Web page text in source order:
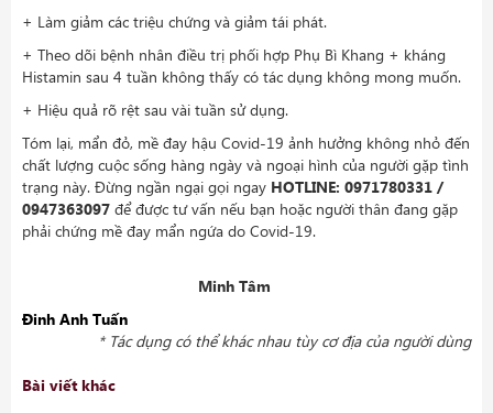
+ Làm giảm các triệu chứng và giảm tái phát.
+ Theo dõi bệnh nhân điều trị phối hợp Phụ Bì Khang + kháng
Histamin sau 4 tuần không thấy có tác dụng không mong muốn.
+ Hiệu quả rõ rệt sau vài tuần sử dụng.
Tóm lại, mẩn đỏ, mề đay hậu Covid-19 ảnh hưởng không nhỏ đến
chất lượng cuộc sống hàng ngày và ngoại hình của người gặp tình
trạng này. Đừng ngần ngại gọi ngay HOTLINE: 0971780331 /
0947363097 để được tư vấn nếu bạn hoặc người thân đang gặp
phải chứng mề đay mẩn ngứa do Covid-19.
Minh Tâm
Đinh Anh Tuấn
* Tác dụng có thể khác nhau tùy cơ địa của người dùng
Bài viết khác